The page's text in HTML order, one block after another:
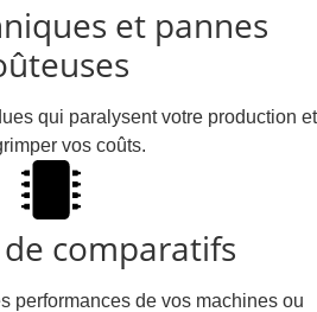
et pannes
qui paralysent votre production et
vos coûts.
comparatifs
performances de vos machines ou